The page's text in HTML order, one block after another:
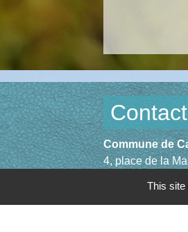
Commune de
4, place de la
This site